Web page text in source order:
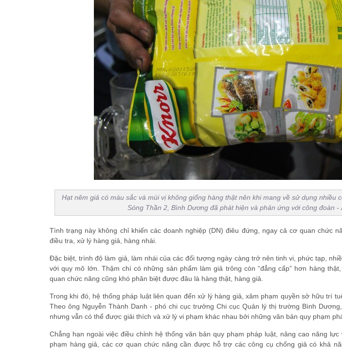
Hạt nêm giả có màu sắc và mùi vị không giống hàng thật nên khi mang về sử dụng nhiều
Sóng Thần 2, Bình Dương đã phát hiện và phản ứng với công đoàn -
Tình trạng này không chỉ khiến các doanh nghiệp (DN) điêu đứng, ngay cả cơ quan chức
điều tra, xử lý hàng giả, hàng nhái.
Đặc biệt, trình độ làm giả, làm nhái của các đối tượng ngày càng trở nên tinh vi, phức tạp,
với quy mô lớn. Thậm chí có những sản phẩm làm giả trông còn “đẳng cấp” hơn hàng
quan chức năng cũng khó phân biệt được đâu là hàng thật, hàng giả.
Trong khi đó, hệ thống pháp luật liên quan đến xử lý hàng giả, xâm phạm quyền sở hữu trí
Theo ông Nguyễn Thành Danh - phó chi cục trưởng Chi cục Quản lý thị trường Bình
nhưng vẫn có thể được giải thích và xử lý vi phạm khác nhau bởi những văn bản quy phạm
Chẳng hạn ngoài việc điều chỉnh hệ thống văn bản quy phạm pháp luật, nâng cao năng
phạm hàng giả, các cơ quan chức năng cần được hỗ trợ các công cụ chống giả có khả